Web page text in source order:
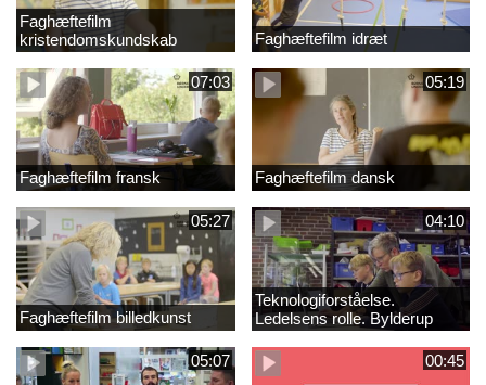
Faghæftefilm
kristendomskundskab
Faghæftefilm idræt
07:03
Faghæftefilm fransk
05:19
Faghæftefilm dansk
05:27
Faghæftefilm billedkunst
04:10
Teknologiforståelse.
Ledelsens rolle. Bylderup
Skole
05:07
00:45